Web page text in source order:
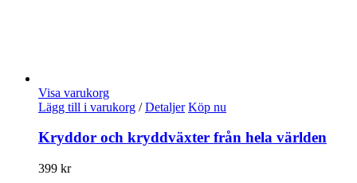
Visa varukorg
Lägg till i varukorg / Detaljer Köp nu
Kryddor och kryddväxter från hela världen
399 kr